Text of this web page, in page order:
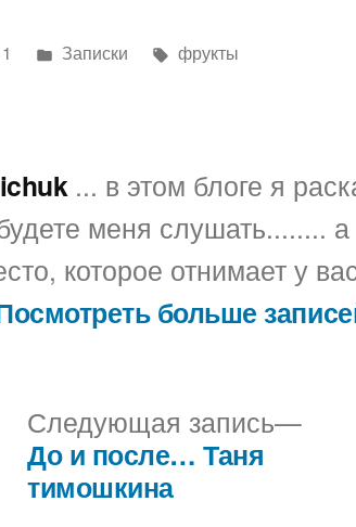
Написано
Записки Метки:
фрукты
... в этом блоге я
меня слушать........ а
которое отнимает у
больше
Предыдущая
запись:
Следующая запись
До и после… Таня
тимошкина